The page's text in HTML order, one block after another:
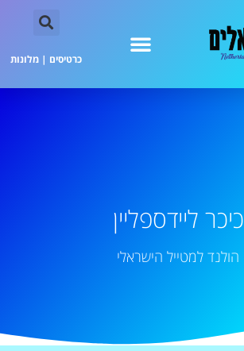
כרטיסים | מלונות
כיכר ליידספליין
הולנד למטייל הישראלי